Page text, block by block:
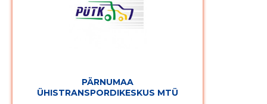
PÄRNUMAA
ÜHISTRANSPORDIKESKUS MTÜ